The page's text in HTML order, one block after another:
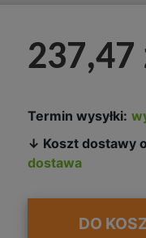
237,47
Termin wysyłki:
↓ Koszt dostawy
dostawa
DO